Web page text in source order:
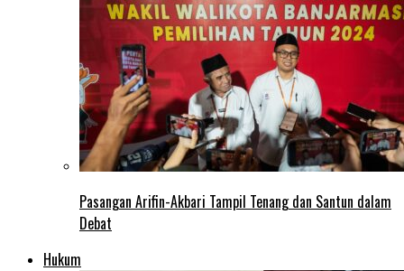
Pasangan Arifin-Akbari Tampil Tenang dan Santun dalam
Debat
Hukum